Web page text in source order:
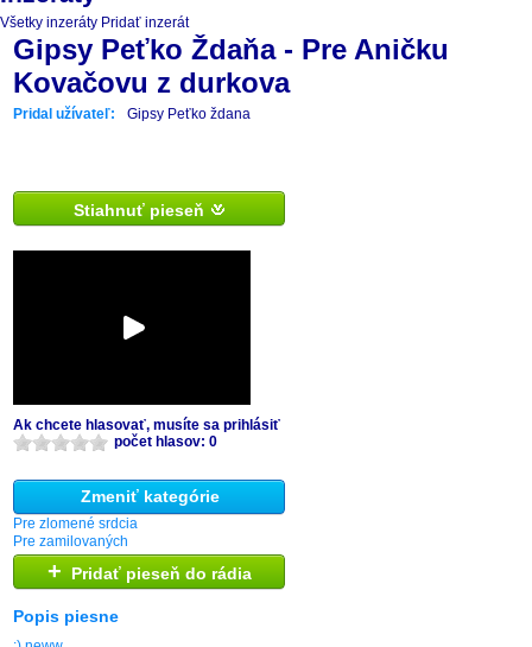
Všetky inzeráty Pridať inzerát
Gipsy Peťko Ždaňa - Pre Aničku
Kovačovu z durkova
Pridal užívateľ: Gipsy Peťko ždana
Stiahnuť pieseň
Ak chcete hlasovať, musíte sa prihlásiť
počet hlasov: 0
Zmeniť kategórie
Pre zlomené srdcia
Pre zamilovaných
+ Pridať pieseň do rádia
Popis piesne